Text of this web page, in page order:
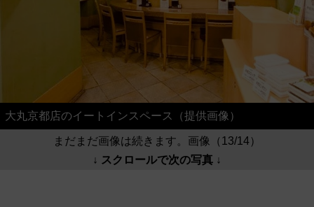
大丸京都店のイートインスペース（提供画像）
まだまだ画像は続きます。画像（13/14）
↓ スクロールで次の写真 ↓